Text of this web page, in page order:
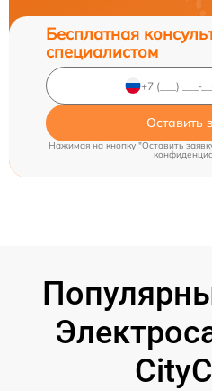
Бесплатная
специалистом
Оставить
Нажимая на кнопку "Оставить